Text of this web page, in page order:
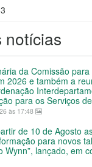
notícias
da Comissão
2026 e também a
para os Serviços
às 17:48
de 10 de Agosto
para novos
Wynn”, lançado, em